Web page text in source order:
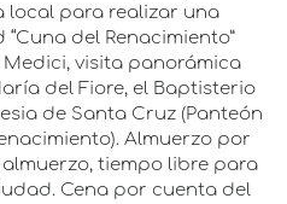
local para realizar una
del Renacimiento”
visita panorámica
del Fiore, el Baptisterio
de Santa Cruz (Panteón
Almuerzo por
tiempo libre para
Cena por cuenta del